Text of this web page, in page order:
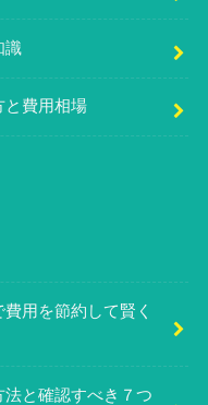
識
と費用相場
用を節約して賢く
と確認すべき７つ